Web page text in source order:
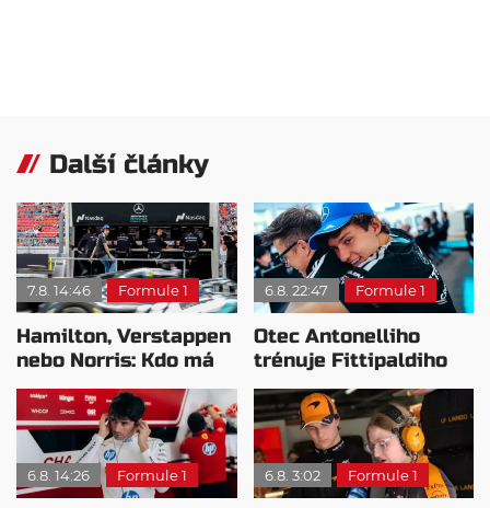
Další články
7.8. 14:46 Formule 1
Hamilton, Verstappen
nebo Norris: Kdo má
nejvyšší plat?
6.8. 22:47 Formule 1
Otec Antonelliho
trénuje Fittipaldiho
syna: Brazilec
vychvaluje lídra
6.8. 14:26 Formule 1 6.8. 3:02 Formule 1